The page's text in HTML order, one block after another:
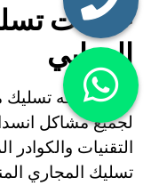
خدمات
الروابي
تقدم شركه تسليك
لجميع مشاكل
التقنيات
تسليك المجاري